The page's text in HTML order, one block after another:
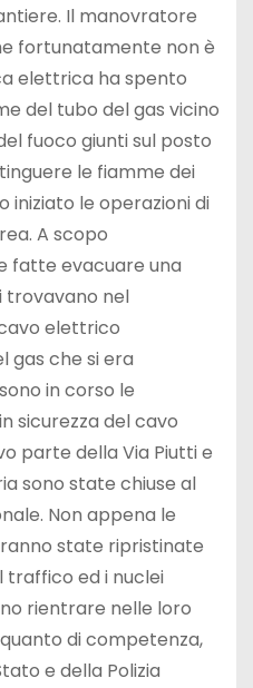
Il manovratore
fortunatamente non è
elettrica ha spento
del tubo del gas vicino
fuoco giunti sul posto
le fiamme dei
iniziato le operazioni di
A scopo
fatte evacuare una
trovavano nel
elettrico
gas che si era
in corso le
sicurezza del cavo
parte della Via Piutti e
sono state chiuse al
Non appena le
state ripristinate
traffico ed i nuclei
rientrare nelle loro
di competenza,
e della Polizia